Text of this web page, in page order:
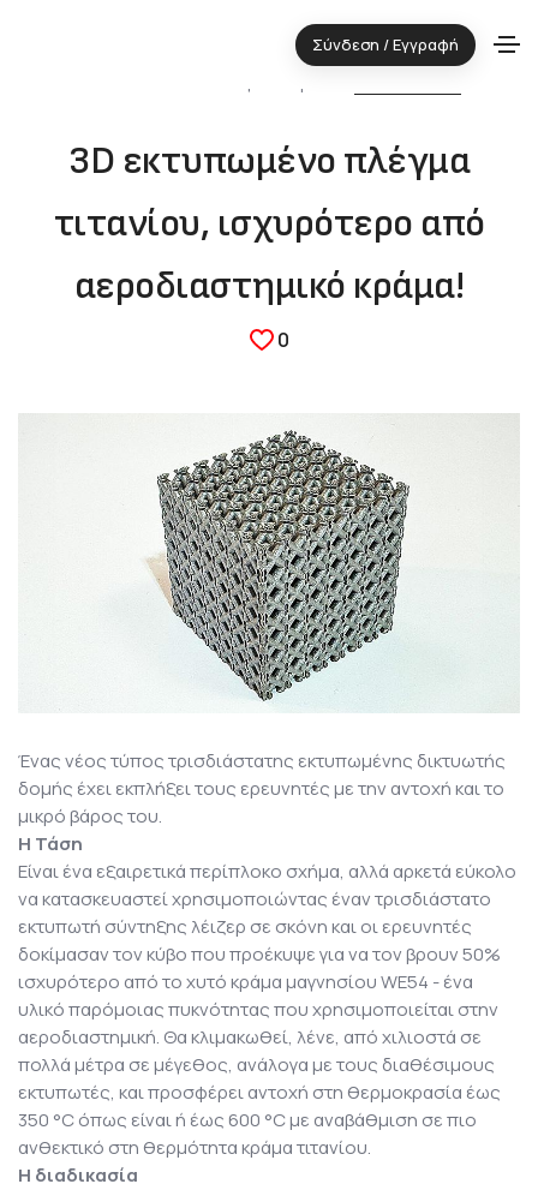
Σύνδεση / Εγγραφή
3D εκτυπωμένο πλέγμα
τιτανίου, ισχυρότερο από
αεροδιαστημικό κράμα!
0
Ένας νέος τύπος τρισδιάστατης εκτυπωμένης δικτυωτής
δομής έχει εκπλήξει τους ερευνητές με την αντοχή και το
μικρό βάρος του.
Η Τάση
Είναι ένα εξαιρετικά περίπλοκο σχήμα, αλλά αρκετά εύκολο
να κατασκευαστεί χρησιμοποιώντας έναν τρισδιάστατο
εκτυπωτή σύντηξης λέιζερ σε σκόνη και οι ερευνητές
δοκίμασαν τον κύβο που προέκυψε για να τον βρουν 50%
ισχυρότερο από το χυτό κράμα μαγνησίου WE54 - ένα
υλικό παρόμοιας πυκνότητας που χρησιμοποιείται στην
αεροδιαστημική. Θα κλιμακωθεί, λένε, από χιλιοστά σε
πολλά μέτρα σε μέγεθος, ανάλογα με τους διαθέσιμους
εκτυπωτές, και προσφέρει αντοχή στη θερμοκρασία έως
350 °C όπως είναι ή έως 600 °C με αναβάθμιση σε πιο
ανθεκτικό στη θερμότητα κράμα τιτανίου.
Η διαδικασία